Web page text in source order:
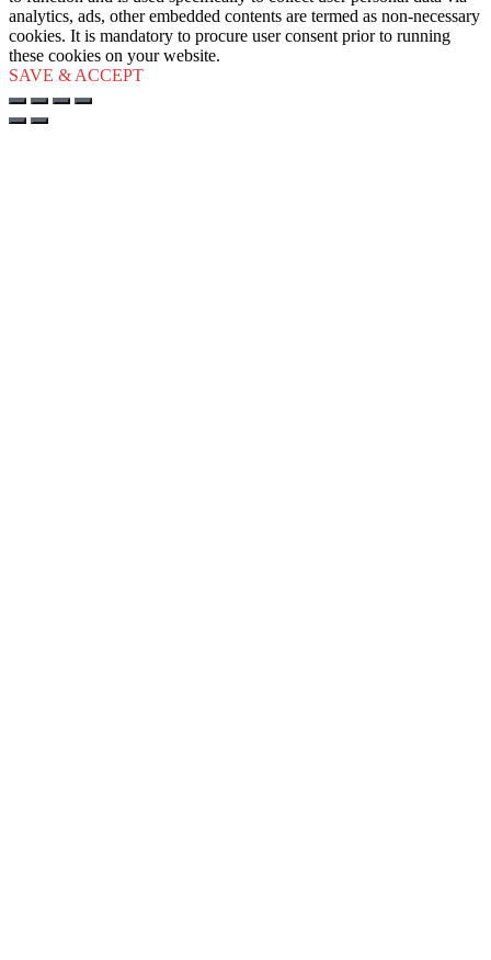
analytics, ads, other embedded contents are termed as non-necessary
cookies. It is mandatory to procure user consent prior to running
these cookies on your website.
SAVE & ACCEPT